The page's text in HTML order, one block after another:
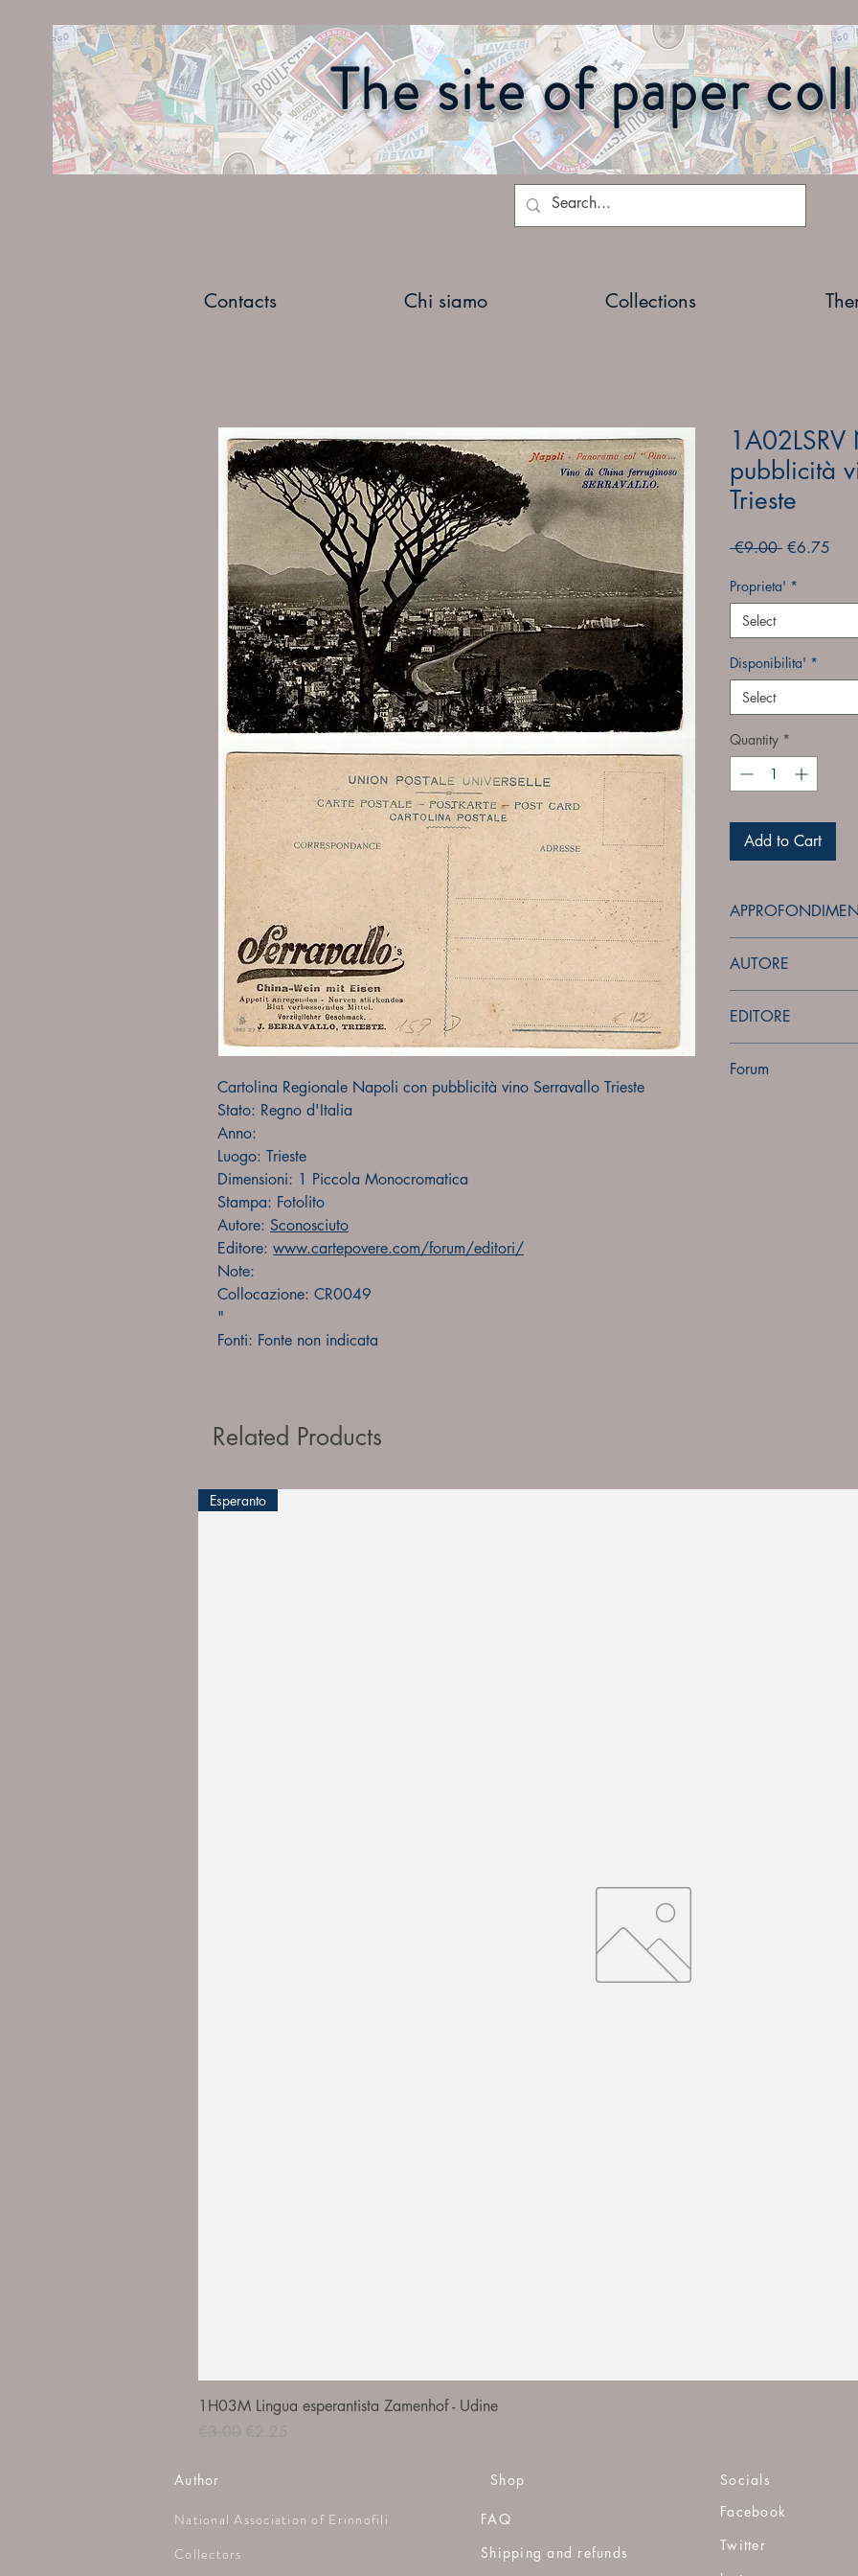
The site of paper
Cartolina Regionale Napoli con pubblicità vino Serravallo Trieste
Stato: Regno d'Italia
Anno:
Luogo: Trieste
Dimensioni: 1 Piccola Monocromatica
Stampa: Fotolito
Autore: Sconosciuto
Editore: www.cartepovere.com/forum/editori/
Note:
Collocazione: CR0049
"
Fonti: Fonte non indicata
pubblicità
Trieste
€9.00 Regular
€6.75
Proprieta' *
Select
Disponibilita' *
Select
Quantity *
Add to Cart
AUTORE
EDITORE
Forum
Related Products
Esperanto
1H03M Lingua esperantista Zamenhof - Udine
Contacts Chi siamo Collections
Author
National Association of Erinnofili
Collectors
Shop
FAQ
Shipping and refunds
Socials
Facebook
Twitter